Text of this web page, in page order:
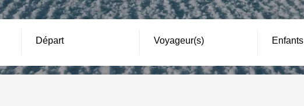
Départ Voyageur(s) Enfants